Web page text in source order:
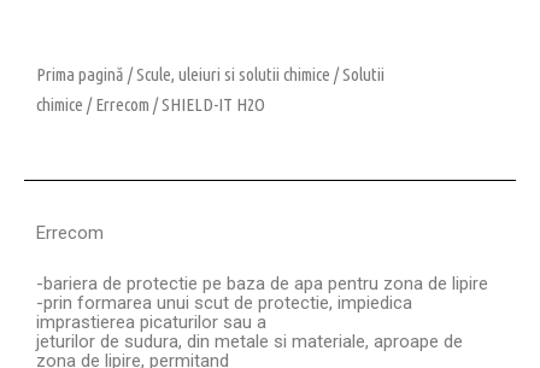
Prima pagină /Scule, uleiuri si solutii chimice /Solutii
chimice /Errecom / SHIELD-IT H2O
Errecom
-bariera de protectie pe baza de apa pentru zona de lipire
-prin formarea unui scut de protectie, impiedica
imprastierea picaturilor sau a
jeturilor de sudura, din metale si materiale, aproape de
zona de lipire, permitand